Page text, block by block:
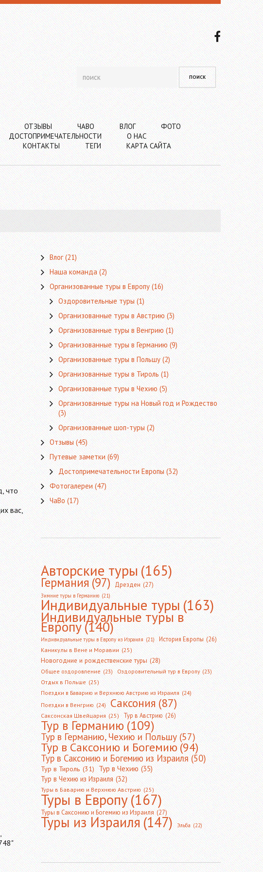
ОТЗЫВЫ ЧАВО ВЛОГ
ФОТО
ДОСТОПРИМЕЧАТЕЛЬНОСТИ
О НАС
КОНТАКТЫ ТЕГИ КАРТА САЙТА
что
вас,
Влог(21)
Наша команда(2)
Организованные туры в Европу(16)
Оздоровительные туры(1)
Организованные туры в Австрию(3)
Организованные туры в Венгрию(1)
Организованные туры в Германию(9)
Организованные туры в Польшу(2)
Организованные туры в Тироль(1)
Организованные туры в Чехию(5)
Организованные туры на Новый год и Рождество
(3)
Организованные шоп-туры(2)
Отзывы(45)
Путевые заметки(69)
Достопримечательности Европы(32)
Фотогалереи(47)
ЧаВо(17)
Авторские туры(165)
Германия(97) Дрезден (27)
Зимние туры в Германию (21)
Индивидуальные туры(163)
Индивидуальные туры в
Европу(140)
Индивидуальные туры в Европу из Израиля (21) История Европы (26)
Каникулы в Вене и Моравии (25)
Новогодние и рождественские туры (28)
Общее оздоровление (23) Оздоровительный тур в Европу (23)
Отдых в Польше (25)
Поездки в Баварию и Верхнюю Австрию из Израиля (24)
Поездки в Венгрию (24) Саксония (87)
Саксонская Швейцария (25) Тур в Австрию (26)
Тур в Германию(109)
Тур в Германию, Чехию и Польшу (57)
Тур в Саксонию и Богемию(94)
Тур в Саксонию и Богемию из Израиля (50)
Тур в Тироль (31) Тур в Чехию (35)
Тур в Чехию из Израиля (32)
Туры в Баварию и Верхнюю Австрию (25)
Туры в Европу(167)
Туры в Саксонию и Богемию из Израиля (27)
Туры из Израиля(147) Эльба (22)